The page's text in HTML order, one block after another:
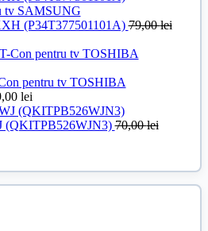
tv SAMSUNG
(P34T377501101A)79,00lei
pentru tv TOSHIBA
lei
(QKITPB526WJN3)70,00lei